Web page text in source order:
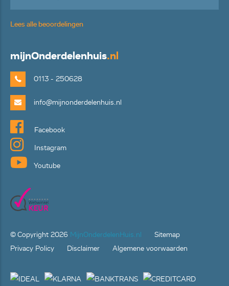
Lees alle beoordelingen
mijnOnderdelenhuis.nl
0113 - 250628
info@mijnonderdelenhuis.nl
Facebook
Instagram
Youtube
© Copyright 2026 MijnOnderdelenHuis.nl
Sitemap
Privacy Policy
Disclaimer Algemene voorwaarden